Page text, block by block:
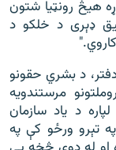
هیڅ رونټیا شتون
ډېری د خلکو د
د بشري حقونو
مرستندویه
د یاد سازمان
تېرو ورځو کې په